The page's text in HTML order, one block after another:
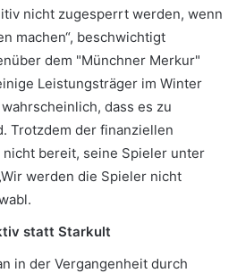
nicht zugesperrt werden, wenn
machen“, beschwichtigt
dem "Münchner Merkur"
Leistungsträger im Winter
dass es zu
Trotzdem der finanziellen
bereit, seine Spieler unter
werden die Spieler nicht
statt Starkult
in der Vergangenheit durch